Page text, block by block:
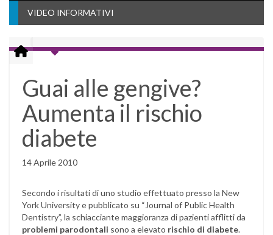
VIDEO INFORMATIVI
Guai alle gengive?
Aumenta il rischio
diabete
14 Aprile 2010
Secondo i risultati di uno studio effettuato presso la New
York University e pubblicato su “Journal of Public Health
Dentistry”, la schiacciante maggioranza di pazienti afflitti da
problemi parodontali sono a elevato rischio di diabete.